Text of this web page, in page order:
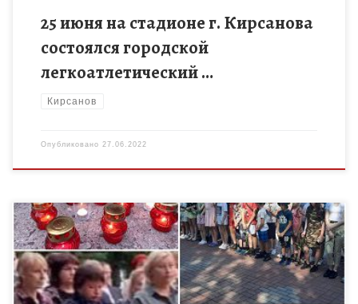
25 июня на стадионе г. Кирсанова
состоялся городской
легкоатлетический …
Кирсанов
Опубликовано 27.06.2022
Тот самый длинный день в году С его безоблачной